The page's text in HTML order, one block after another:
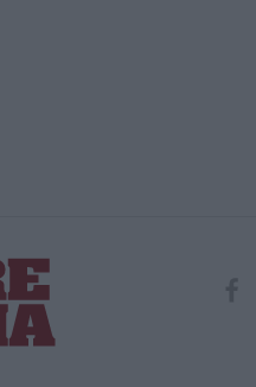
Basilica dell’Immacolata